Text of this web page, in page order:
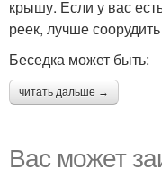
крышу. Если у вас
реек, лучше
Беседка может быть:
читать дальше →
Вас может